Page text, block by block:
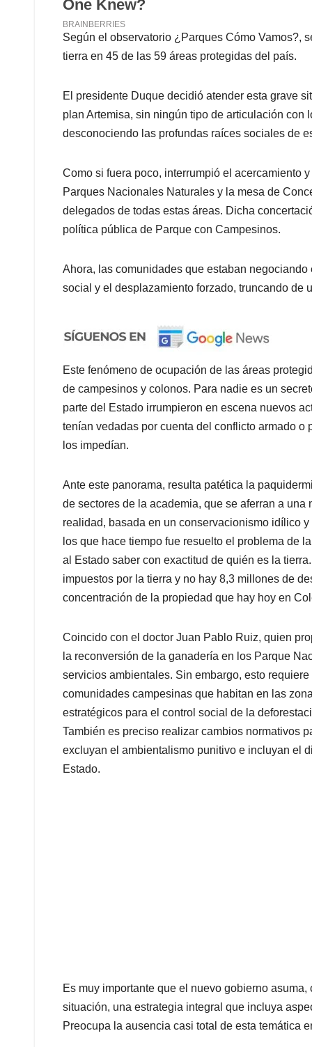
Según el observatorio ¿Parques Cómo Vamos?,
tierra en 45 de las 59 áreas protegidas del país.
El presidente Duque decidió atender esta grave
plan Artemisa, sin ningún tipo de articulación con
desconociendo las profundas raíces sociales de
Como si fuera poco, interrumpió el acercamiento
Parques Nacionales Naturales y la mesa de
delegados de todas estas áreas. Dicha
política pública de Parque con Campesinos.
Ahora, las comunidades que estaban
social y el desplazamiento forzado, truncando de
Este fenómeno de ocupación de las áreas
de campesinos y colonos. Para nadie es un
parte del Estado irrumpieron en escena nuevos
tenían vedadas por cuenta del conflicto armado
los impedían.
Ante este panorama, resulta patética la
de sectores de la academia, que se aferran a
realidad, basada en un conservacionismo idílico
los que hace tiempo fue resuelto el problema de
al Estado saber con exactitud de quién es la
impuestos por la tierra y no hay 8,3 millones de
concentración de la propiedad que hay hoy en
Coincido con el doctor Juan Pablo Ruiz, quien
la reconversión de la ganadería en los Parque
servicios ambientales. Sin embargo, esto
comunidades campesinas que habitan en las
estratégicos para el control social de la
También es preciso realizar cambios normativos
excluyan el ambientalismo punitivo e incluyan el
Estado.
Es muy importante que el nuevo gobierno
situación, una estrategia integral que incluya
Preocupa la ausencia casi total de esta temática